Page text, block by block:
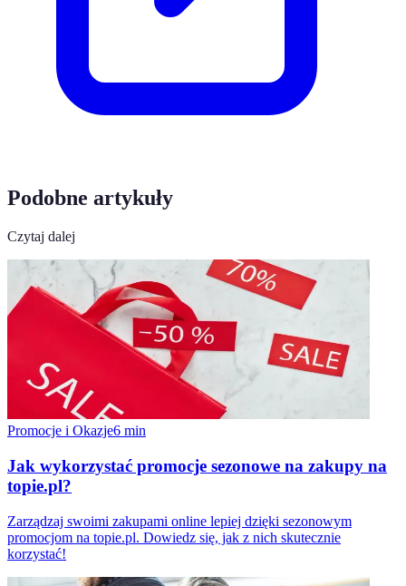
Podobne artykuły
Czytaj dalej
Promocje i Okazje6 min
Jak wykorzystać promocje sezonowe na zakupy na
topie.pl?
Zarządzaj swoimi zakupami online lepiej dzięki sezonowym
promocjom na topie.pl. Dowiedz się, jak z nich skutecznie
korzystać!